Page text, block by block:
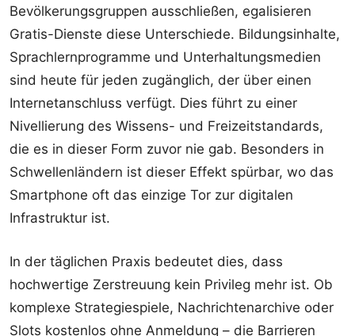
Bevölkerungsgruppen ausschließen, egalisieren
Gratis-Dienste diese Unterschiede. Bildungsinhalte,
Sprachlernprogramme und Unterhaltungsmedien
sind heute für jeden zugänglich, der über einen
Internetanschluss verfügt. Dies führt zu einer
Nivellierung des Wissens- und Freizeitstandards,
die es in dieser Form zuvor nie gab. Besonders in
Schwellenländern ist dieser Effekt spürbar, wo das
Smartphone oft das einzige Tor zur digitalen
Infrastruktur ist.
In der täglichen Praxis bedeutet dies, dass
hochwertige Zerstreuung kein Privileg mehr ist. Ob
komplexe Strategiespiele, Nachrichtenarchive oder
Slots kostenlos ohne Anmeldung – die Barrieren